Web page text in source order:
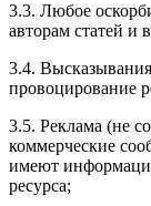
3.3. Любое
авторам статей и
3.4.
провоцирование
3.5. Реклама (не
коммерческие
имеют
ресурса;